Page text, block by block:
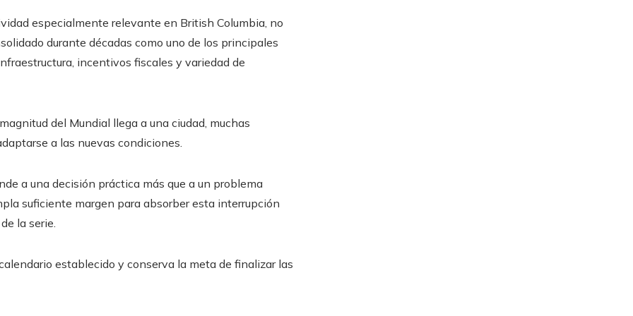
especialmente relevante en British Columbia, no
durante décadas como uno de los principales
incentivos fiscales y variedad de
del Mundial llega a una ciudad, muchas
a las nuevas condiciones.
a una decisión práctica más que a un problema
suficiente margen para absorber esta interrupción
la serie.
establecido y conserva la meta de finalizar las